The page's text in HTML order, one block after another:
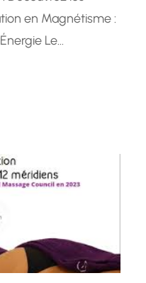
en Magnétisme :
Le
vitale
bienfaits sur le…